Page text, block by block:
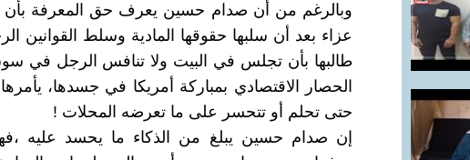
وبالرغم من أن صدام حسين يعرف حق المعرفة بأن
عزاء بعد أن سلبها حقوقها المادية وسلط القوانين
طالبها بأن تجلس في البيت ولا تنافس الرجل في
الحصار الاقتصادي بمباركة أمريكا في جسدها،
حتى تحلم أو تتحسر على ما تعرضه المحلات !
إن صدام حسين يبلغ من الذكاء ما يحسد عليه